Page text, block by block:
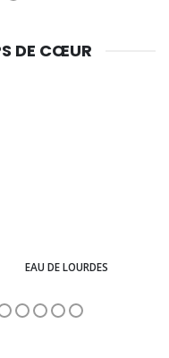
DE CŒUR
EAU DE LOURDES